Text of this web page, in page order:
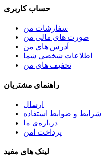
حساب کاربری
سفارشات من
صورت های مالی من
آدرس های من
اطلاعات شخصی شما
تخفیف های من
راهنمای مشتریان
ارسال
شرایط و ضوابط استفاده
درباره‌ی ما
پرداخت امن
لینک های مفید